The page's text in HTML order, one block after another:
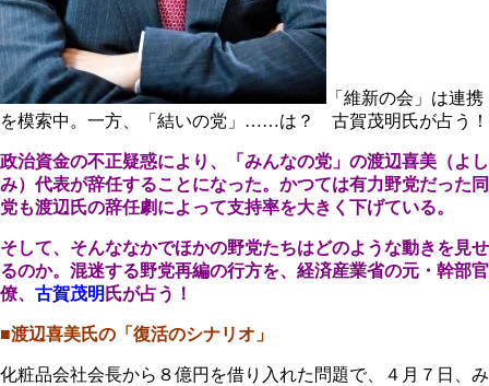
「維新の会」は連携
を模索中。一方、「結いの党」……は？ 古賀茂明氏が占う！
政治資金の不正疑惑により、「みんなの党」の渡辺喜美（よし
み）代表が辞任することになった。かつては有力野党だった同
党も渡辺氏の辞任劇によって支持率を大きく下げている。
そして、そんななかでほかの野党たちはどのような動きを見せ
るのか。混迷する野党再編の行方を、経済産業省の元・幹部官
僚、 古賀茂明 氏が占う！
■渡辺喜美氏の「復活のシナリオ」
化粧品会社会長から８億円を借り入れた問題で、４月７日、み